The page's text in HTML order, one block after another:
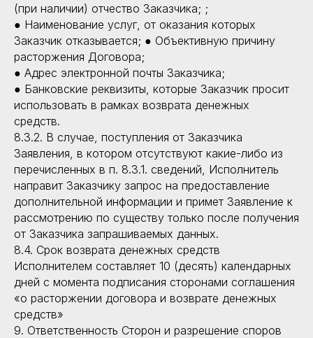
(при наличии) отчество Заказчика; ;
● Наименование услуг, от оказания которых
Заказчик отказывается; ● Объективную причину
расторжения Договора;
● Адрес электронной почты Заказчика;
● Банковские реквизиты, которые Заказчик просит
использовать в рамках возврата денежных
средств.
8.3.2. В случае, поступления от Заказчика
Заявления, в котором отсутствуют какие-либо из
перечисленных в п. 8.3.1. сведений, Исполнитель
направит Заказчику запрос на предоставление
дополнительной информации и примет Заявление к
рассмотрению по существу только после получения
от Заказчика запрашиваемых данных.
8.4. Срок возврата денежных средств
Исполнителем составляет 10 (десять) календарных
дней с момента подписания сторонами соглашения
«о расторжении договора и возврате денежных
средств»
9. Ответственность Сторон и разрешение споров